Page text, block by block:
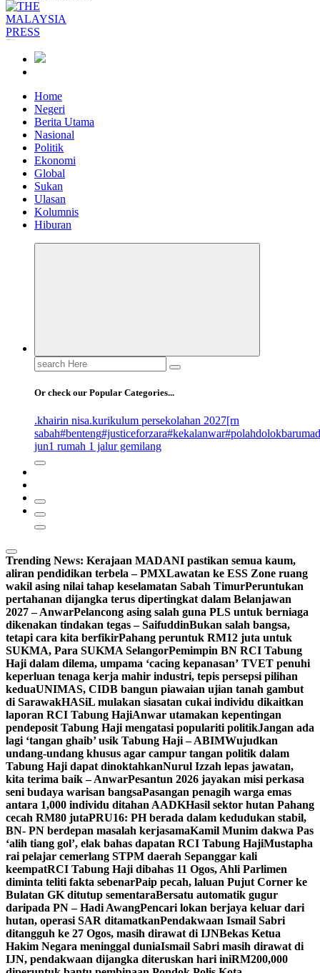
Home
Negeri
Berita Utama
Nasional
Politik
Ekonomi
Global
Sukan
Ulasan
Kolumnis
Hiburan
Search
for:
Or check our Popular Categories...
.khairin nisa.kurikulum persekolahan 2027[rn
sabah#benteng#justiceforzara#kekalanwar
jun1 rumah 1 jalur gemilang
Trending News: Kerajaan MADANI pastikan semua kaum,
aliran pendidikan terbela – PMXLawatan ke ESS Zone ruang
wakil asing nilai tahap keselamatan Sabah TimurPeruntukan
pertahanan dijangka terus dipertingkat dalam Belanjawan
2027 – AnwarPelancong asing salah guna PLS untuk berniaga
dikenakan tindakan tegas – SaifuddinBukan salah bangsa,
tetapi cara kita berfikirPahang peruntuk RM12 juta untuk
SUKMA, Para SUKMA SelangorPemimpin BN RCI Tabung
Haji dalam dilema, umpama ‘cacing kepanasan’ TVET penuhi
keperluan tenaga kerja mahir industri, tepis persepsi pilihan
keduaUNIMAS, CIDB bangun piawaian ujian tanah gambut
di SarawakHASiL mulakan siasatan cukai individu dikaitkan
laporan RCI Tabung HajiAnwar utamakan kepentingan
pendeposit Tabung Haji mengatasi populariti politikJangan ada
lagi ‘tangan ghaib’ usik Tabung Haji – ABIMWujudkan
undang-undang khusus agar campur tangan politik dalam
Tabung Haji dapat dinoktahkanNurul Izzah lepas jawatan,
kita terima baik – AnwarPesantun 2026 jayakan misi perkasa
seni budaya warisan bangsaPasangan penagih warga emas
antara 1,000 individu ditahan AADKHasil sektor hutan Pahang
cecah RM80 jutaPRU16: PH berada dalam kedudukan stabil,
BN- PN berdepan masalah kerjasamaKamil Munim dakwa Pas
‘alih tiang gol’, elak bahas dapatan RCI Tabung HajiMustapha
rai pelajar cemerlang STPM daerah Sepanggar kali
keempatRCI Tabung Haji dibahas 11 Ogos, Ahli Parlimen
diminta teliti fakta sebenarPaip pecah, laluan Pujut Corner ke
Bulatan GK ditutup sementaraBersatu automatik gugur
daripada PN – Hadi AwangPencari lokan berjaya keluar dari
hutan, operasi SAR ditamatkanPendakwaan Ismail Sabri
ditangguh ke 27 Ogos, masih dirawat di IJNBekas Ketua
Hakim Negara meninggal duniaIsmail Sabri masih dirawat di
IJN, pendakwaan dijangka diteruskan hari iniRM200,000